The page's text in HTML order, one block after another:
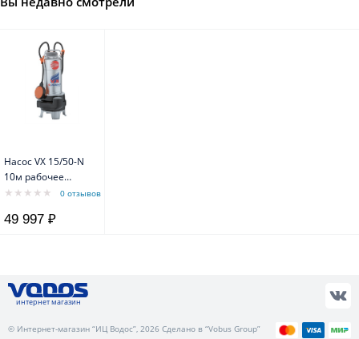
Насос VX 15/50-N
10м рабочее
колесо "VORTEX" -
0 отзывов
49 997 ₽
интернет магазин
© Интернет-магазин “ИЦ Водос”, 2026 Сделано в “Vobus Group”